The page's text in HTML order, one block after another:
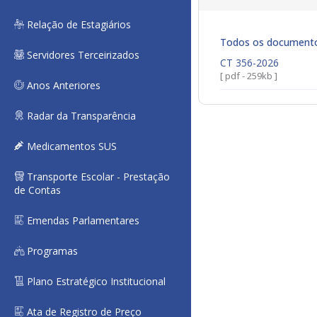
Relação de Estagiários
Servidores Terceirizados
Anos Anteriores
Radar da Transparência
Medicamentos SUS
Transporte Escolar - Prestação
de Contas
Emendas Parlamentares
Programas
Plano Estratégico Institucional
Ata de Registro de Preço
Todos os
CT 356-2026
[ pdf - 259kb ]